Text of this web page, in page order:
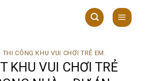
THI CÔNG KHU VUI CHƠI TRẺ EM.
KHU VUI CHƠI TRẺ